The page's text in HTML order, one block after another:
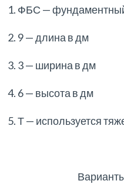
1. ФБС —
2. 9 — длина в дм
3. 3 — ширина в дм
4. 6 — высота в дм
5. Т — используется